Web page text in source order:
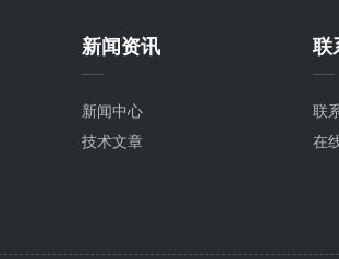
新闻资讯
新闻中心
技术文章
联
联
在